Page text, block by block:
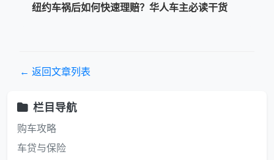
纽约车祸后如何快速理赔？华人车主必读干货
← 返回文章列表
栏目导航
购车攻略
车贷与保险